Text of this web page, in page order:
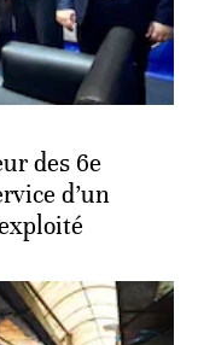
des 6e
d’un